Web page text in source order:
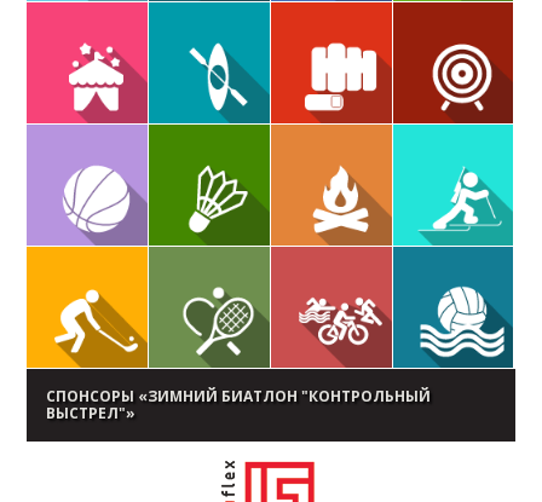
СПОНСОРЫ «ЗИМНИЙ БИАТЛОН "КОНТРОЛЬНЫЙ
ВЫСТРЕЛ"»